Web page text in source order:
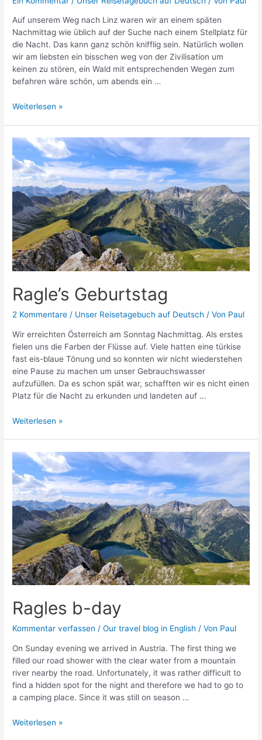
Auf unserem Weg nach Linz waren wir an einem späten
Nachmittag wie üblich auf der Suche nach einem Stellplatz für
die Nacht. Das kann ganz schön knifflig sein. Natürlich wollen
wir am liebsten ein bisschen weg von der Zivilisation um
keinen zu stören, ein Wald mit entsprechenden Wegen zum
befahren wäre schön, um abends ein …
Ein
Corinna
oder
das
Phänomen
des
Zufalls
Weiterlesen »
Ragle’s Geburtstag
2 Kommentare / Unser Reisetagebuch auf Deutsch / Von Paul
Wir erreichten Österreich am Sonntag Nachmittag. Als erstes
fielen uns die Farben der Flüsse auf. Viele hatten eine türkise
fast eis-blaue Tönung und so konnten wir nicht wiederstehen
eine Pause zu machen um unser Gebrauchswasser
aufzufüllen. Da es schon spät war, schafften wir es nicht einen
Platz für die Nacht zu erkunden und landeten auf …
Ragle’s
Weiterlesen »
Ragles b-day
Kommentar verfassen /Our travel blog in English / Von Paul
On Sunday evening we arrived in Austria. The first thing we
filled our road shower with the clear water from a mountain
river nearby the road. Unfortunately, it was rather difficult to
find a hidden spot for the night and therefore we had to go to
a camping place. Since it was still on season …
Ragles
Weiterlesen »